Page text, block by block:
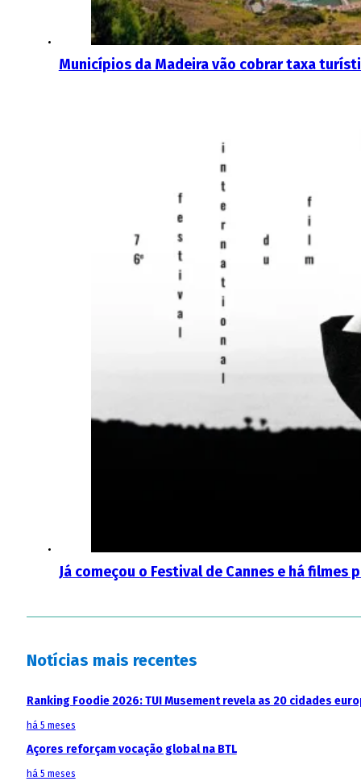
Municípios da Madeira vão cobrar taxa
Já começou o Festival de Cannes e há
Notícias mais recentes
Ranking Foodie 2026: TUI Musement revela as 20 cidades
há 5 meses
Açores reforçam vocação global na BTL
há 5 meses